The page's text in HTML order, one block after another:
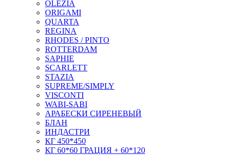
OLEZIA
ORIGAMI
QUARTA
REGINA
RHODES / PINTO
ROTTERDAM
SAPHIE
SCARLETT
STAZIA
SUPREME/SIMPLY
VISCONTI
WABI-SABI
АРАБЕСКИ СИРЕНЕВЫЙ
БЛАН
ИНДАСТРИ
КГ 450*450
КГ 60*60 ГРАЦИЯ + 60*120